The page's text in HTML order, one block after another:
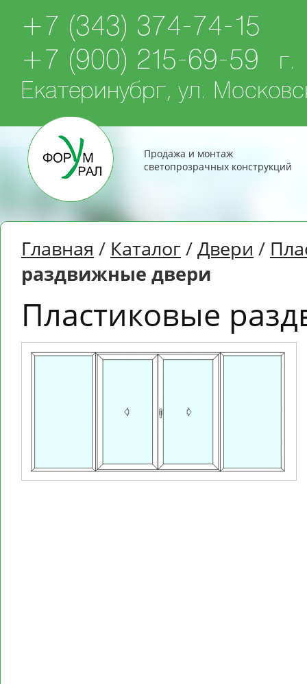
+7 (343) 374-74-15
+7 (900) 215-69-59
г.
Екатеринубрг, ул.
Продажа и монтаж
светопрозрачных конструкций
Главная / Каталог /Двери /
раздвижные двери
Пластиковые